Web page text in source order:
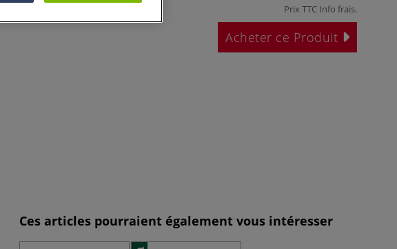
Prix TTC Info frais.
Acheter ce Produit
Ces articles pourraient également vous intéresser